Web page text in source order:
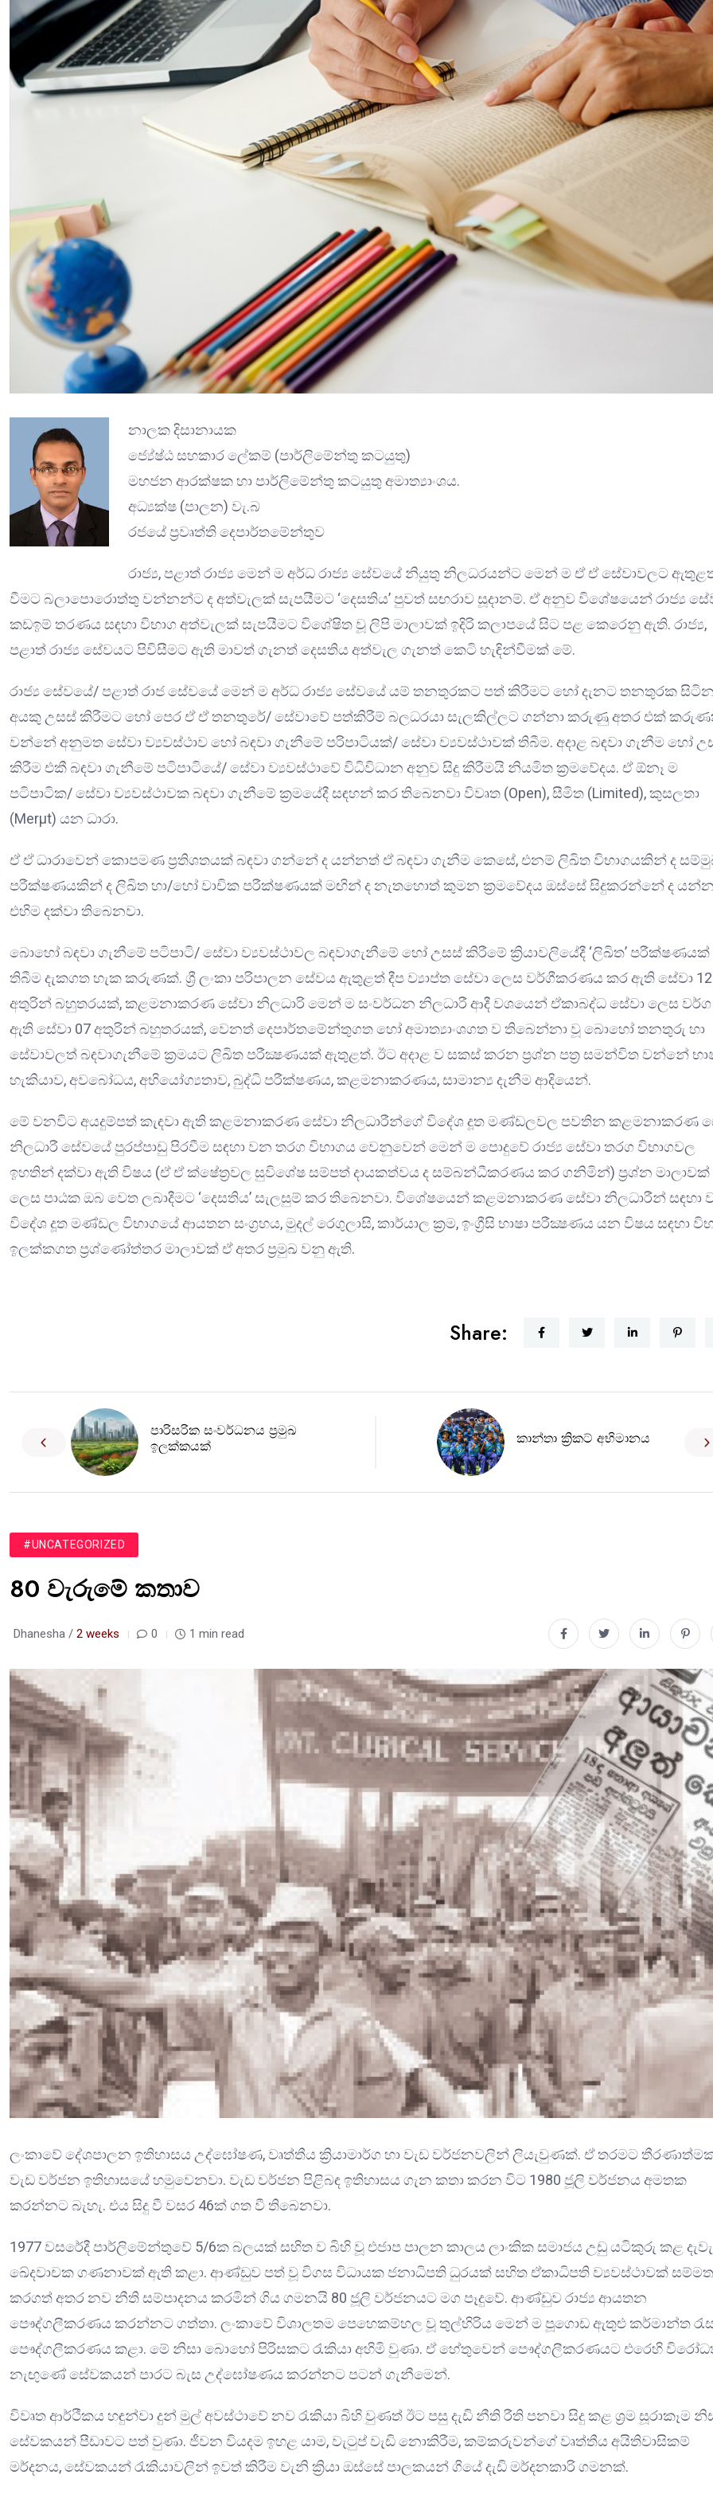
නාලක දිසානායක
ජ්‍යේෂ්ඨ සහකාර ලේකම් (පාර්ලිමේන්තු කටයුතු)
මහජන ආරක්ෂක හා පාර්ලිමේන්තු කටයුතු අමාත්‍යාංශය.
අධ්‍යක්ෂ (පාලන) වැ.බ
රජයේ ප්‍රවෘත්ති දෙපාර්තමේන්තුව
රාජ්‍ය, පළාත් රාජ්‍ය මෙන් ම අර්ධ රාජ්‍ය සේවයේ නියුතු නිලධරයන්ට මෙන් ම ඒ ඒ සේවාවලට
වීමට බලාපොරොත්තු වන්නන්ට ද අත්වැලක් සැපයීමට ‘දෙසතිය’ පුවත් සඟරාව සූදානම්. ඒ අනුව විශේෂයෙන් රාජ්‍ය
කඩඉම් තරණය සඳහා විභාග අත්වැලක් සැපයීමට විශේෂිත වූ ලිපි මාලාවක් ඉදිරි කලාපයේ සිට පළ කෙරෙනු ඇති. රාජ්‍ය,
පළාත් රාජ්‍ය සේවයට පිවිසීමට ඇති මාවත් ගැනත් දෙසතිය අත්වැල ගැනත් කෙටි හැඳින්වීමක් මේ.
රාජ්‍ය සේවයේ/ පළාත් රාජ සේවයේ මෙන් ම අර්ධ රාජ්‍ය සේවයේ යම් තනතුරකට පත් කිරීමට හෝ දැනට තනතුරක සිටින
අයකු උසස් කිරීමට හෝ පෙර ඒ ඒ තනතුරේ/ සේවාවේ පත්කිරීම් බලධරයා සැලකිල්ලට ගන්නා කරුණු අතර එක්
වන්නේ අනුමත සේවා ව්‍යවස්ථාව හෝ බඳවා ගැනීමේ පරිපාටියක්/ සේවා ව්‍යවස්ථාවක් තිබීම. අදාළ බඳවා ගැනීම හෝ
කිරීම එකී බඳවා ගැනීමේ පටිපාටියේ/ සේවා ව්‍යවස්ථාවේ විධිවිධාන අනුව සිදු කිරීමයි නියමිත ක්‍රමවේදය. ඒ ඕනෑ ම
පටිපාටික/ සේවා ව්‍යවස්ථාවක බඳවා ගැනීමේ ක්‍රමයේදී සඳහන් කර තිබෙනවා විවෘත (Open), සීමිත (Limited), කුසලතා
(Merμt) යන ධාරා.
ඒ ඒ ධාරාවෙන් කොපමණ ප්‍රතිශතයක් බඳවා ගන්නේ ද යන්නත් ඒ බඳවා ගැනීම කෙසේ, එනම් ලිඛිත විභාගයකින් ද
පරීක්ෂණයකින් ද ලිඛිත හා/හෝ වාචික පරීක්ෂණයක් මඟින් ද නැතහොත් කුමන ක්‍රමවේදය ඔස්සේ සිදුකරන්නේ ද
එහිම දක්වා තිබෙනවා.
බොහෝ බඳවා ගැනීමේ පටිපාටි/ සේවා ව්‍යවස්ථාවල බඳවාගැනීමේ හෝ උසස් කිරීමේ ක්‍රියාවලියේදී ‘ලිඛිත’ පරීක්ෂණයක්
තිබීම දැකගත හැක කරුණක්. ශ්‍රී ලංකා පරිපාලන සේවය ඇතුළත් දීප ව්‍යාප්ත සේවා ලෙස වර්ගීකරණය කර ඇති සේවා 12
අතුරින් බහුතරයක්, කළමනාකරණ සේවා නිලධාරි මෙන් ම සංවර්ධන නිලධාරී ආදී වශයෙන් ඒකාබද්ධ සේවා ලෙස
ඇති සේවා 07 අතුරින් බහුතරයක්, වෙනත් දෙපාර්තමේන්තුගත හෝ අමාත්‍යාංශගත ව තිබෙන්නා වූ බොහෝ තනතුරු හා
සේවාවලත් බඳවාගැනීමේ ක්‍රමයට ලිඛිත පරීක්‍ෂණයක් ඇතුළත්. ඊට අදාළ ව සකස් කරන ප්‍රශ්න පත්‍ර සමන්විත වන්නේ
හැකියාව, අවබෝධය, අභියෝග්‍යතාව, බුද්ධි පරීක්ෂණය, කළමනාකරණය, සාමාන්‍ය දැනීම ආදියෙන්.
මේ වනවිට අයදුම්පත් කැඳවා ඇති කළමනාකරණ සේවා නිලධාරීන්ගේ විදේශ දූත මණ්ඩලවල පවතින කළමනාකරණ
නිලධාරී සේවයේ පුරප්පාඩු පිරවීම සඳහා වන තරග විභාගය වෙනුවෙන් මෙන් ම පොදුවේ රාජ්‍ය සේවා තරග විභාගවල
ඉහතින් දක්වා ඇති විෂය (ඒ ඒ ක්ෂේත්‍රවල සුවිශේෂ සම්පත් දායකත්වය ද සම්බන්ධීකරණය කර ගනිමින්) ප්‍රශ්න මාලාවක්
ලෙස පාඨක ඔබ වෙත ලබාදීමට ‘දෙසතිය’ සැලසුම් කර තිබෙනවා. විශේෂයෙන් කළමනාකරණ සේවා නිලධාරීන් සඳහා
විදේශ දූත මණ්ඩල විභාගයේ ආයතන සංග්‍රහය, මුදල් රෙගුලාසි, කාර්යාල ක්‍රම, ඉංග්‍රීසි භාෂා පරීක්‍ෂණය යන විෂය සඳහා
ඉලක්කගත ප්‍රශ්ණෝත්තර මාලාවක් ඒ අතර ප්‍රමුඛ වනු ඇති.
Share:
පාරිසරික සංවර්ධනය ප්‍රමුඛ
ඉලක්කයක්
කාන්තා ක්‍රිකට් අභිමානය
#UNCATEGORIZED
80 වැරුමේ කතාව
Dhanesha / 2 weeks 0 1 min read
ලංකාවේ දේශපාලන ඉතිහාසය උද්ඝෝෂණ, වෘත්තීය ක්‍රියාමාර්ග හා වැඩ වර්ජනවලින් ලියැවුණක්. ඒ තරමට
වැඩ වර්ජන ඉතිහාසයේ හමුවෙනවා. වැඩ වර්ජන පිළිබඳ ඉතිහාසය ගැන කතා කරන විට 1980 ජූලි වර්ජනය අමතක
කරන්නට බැහැ. එය සිදු වී වසර 46ක් ගත වී තිබෙනවා.
1977 වසරේදී පාර්ලිමේන්තුවේ 5/6ක බලයක් සහිත ව බිහි වූ එජාප පාලන කාලය ලාංකික සමාජය උඩු යටිකුරු කළ
ඛේදවාචක ගණනාවක් ඇති කළා. ආණ්ඩුව පත් වූ විගස විධායක ජනාධිපති ධුරයක් සහිත ඒකාධිපති ව්‍යවස්ථාවක් සම්මත
කරගත් අතර නව නීති සම්පාදනය කරමින් ගිය ගමනයි 80 ජූලි වර්ජනයට මග පෑදුවේ. ආණ්ඩුව රාජ්‍ය ආයතන
පෞද්ගලීකරණය කරන්නට ගත්තා. ලංකාවේ විශාලතම පෙහෙකම්හල වූ තුල්හිරිය මෙන් ම පූගොඩ ඇතුළු කර්මාන්ත
පෞද්ගලීකරණය කළා. මේ නිසා බොහෝ පිරිසකට රැකියා අහිමි වුණා. ඒ හේතුවෙන් පෞද්ගලීකරණයට එරෙහි
නැඟුණේ සේවකයන් පාරට බැස උද්ඝෝෂණය කරන්නට පටන් ගැනීමෙන්.
විවෘත ආර්ථීකය හඳුන්වා දුන් මුල් අවස්ථාවේ නව රැකියා බිහි වුණත් ඊට පසු දැඩි නීති රීති පනවා සිදු කළ ශ්‍රම සූරාකෑම
සේවකයන් පීඩාවට පත් වුණා. ජීවන වියදම ඉහළ යාම, වැටුප් වැඩි නොකිරීම, කම්කරුවන්ගේ වෘත්තීය අයිතිවාසිකම්
මර්දනය, සේවකයන් රැකියාවලින් ඉවත් කිරීම වැනි ක්‍රියා ඔස්සේ පාලකයන් ගියේ දැඩි මර්දනකාරි ගමනක්.